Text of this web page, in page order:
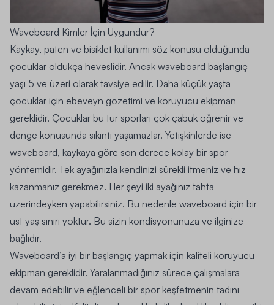
Waveboard Kimler İçin Uygundur?
Kaykay, paten ve bisiklet kullanımı söz konusu olduğunda
çocuklar oldukça heveslidir. Ancak waveboard başlangıç
yaşı 5 ve üzeri olarak tavsiye edilir. Daha küçük yaşta
çocuklar için ebeveyn gözetimi ve koruyucu ekipman
gereklidir. Çocuklar bu tür sporları çok çabuk öğrenir ve
denge konusunda sıkıntı yaşamazlar. Yetişkinlerde ise
waveboard, kaykaya göre son derece kolay bir spor
yöntemidir. Tek ayağınızla kendinizi sürekli itmeniz ve hız
kazanmanız gerekmez. Her şeyi iki ayağınız tahta
üzerindeyken yapabilirsiniz. Bu nedenle waveboard için bir
üst yaş sınırı yoktur. Bu sizin kondisyonunuza ve ilginize
bağlıdır.
Waveboard’a iyi bir başlangıç yapmak için kaliteli koruyucu
ekipman gereklidir. Yaralanmadığınız sürece çalışmalara
devam edebilir ve eğlenceli bir spor keşfetmenin tadını